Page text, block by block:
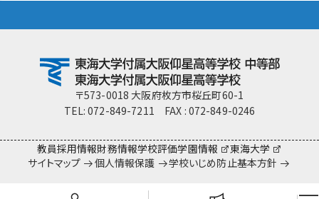
team Gyosei team Gyosei
〒573-0018 大阪府枚方市桜丘町60-1
TEL: 072-849-7211 FAX : 072-849-0246
教員採用情報財務情報学校評価学園情報
東海大学
サイトマップ
個人情報保護 学校いじめ防止基本方針